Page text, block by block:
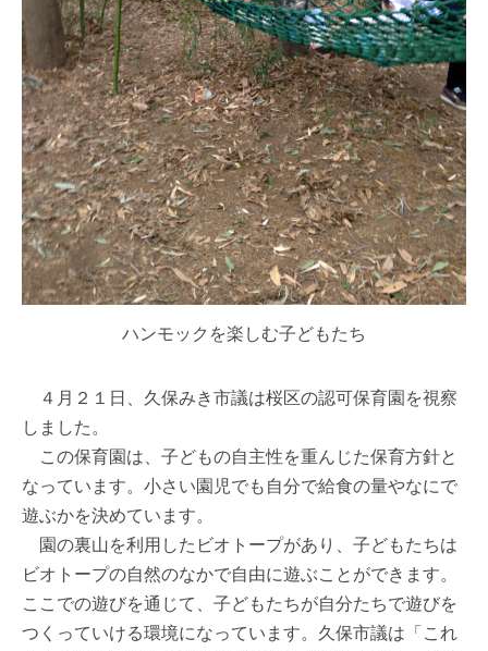
ハンモックを楽しむ子どもたち
４月２１日、久保みき市議は桜区の認可保育園を視察
しました。
この保育園は、子どもの自主性を重んじた保育方針と
なっています。小さい園児でも自分で給食の量やなにで
遊ぶかを決めています。
園の裏山を利用したビオトープがあり、子どもたちは
ビオトープの自然のなかで自由に遊ぶことができます。
ここでの遊びを通じて、子どもたちが自分たちで遊びを
つくっていける環境になっています。久保市議は「これ